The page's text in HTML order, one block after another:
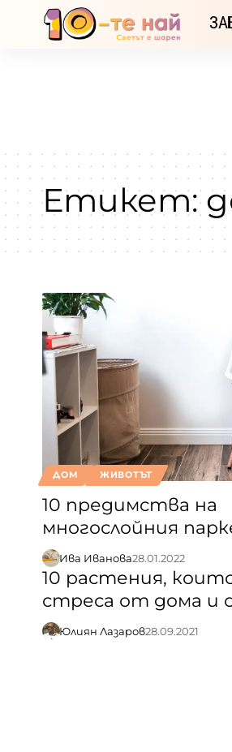
Етикет:
ДОМ ЖИВОТЪТ
10 предимства на
многослойния
Ива Иванова28.01.2022
10 растения,
стреса от дома и
Юлиян Лазаров28.09.2021